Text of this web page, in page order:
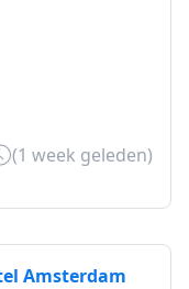
(1 week geleden)
Amsterdam